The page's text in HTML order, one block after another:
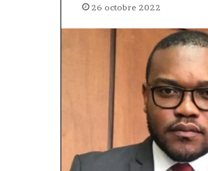
26 octobre 2022